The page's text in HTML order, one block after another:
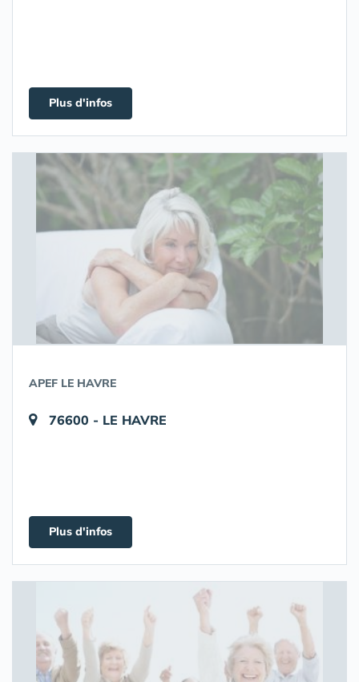
Plus d'infos
APEF LE HAVRE
76600 - LE HAVRE
Plus d'infos